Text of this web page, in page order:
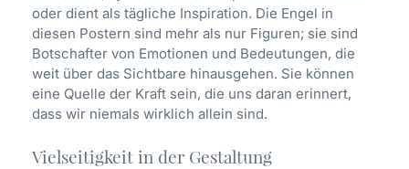
oder dient als tägliche Inspiration. Die Engel in
diesen Postern sind mehr als nur Figuren; sie sind
Botschafter von Emotionen und Bedeutungen, die
weit über das Sichtbare hinausgehen. Sie können
eine Quelle der Kraft sein, die uns daran erinnert,
dass wir niemals wirklich allein sind.
Vielseitigkeit in der Gestaltung